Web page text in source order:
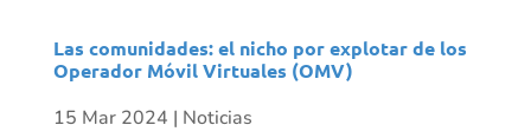
Las comunidades: el nicho por explotar de los
Operador Móvil Virtuales (OMV)
15 Mar 2024 | Noticias